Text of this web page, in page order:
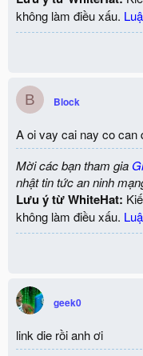
không làm điều xấu.
B Block
A oi vay cai nay co can
Mời các bạn tham gia
nhật tin tức an ninh
Lưu ý từ WhiteHat:
không làm điều xấu.
geek0
link die rồi anh ơi